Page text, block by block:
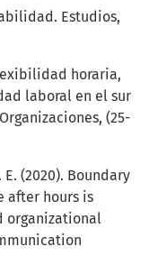
Estudios,
horaria,
laboral en el sur
(25-
E. (2020). Boundary
after hours is
organizational